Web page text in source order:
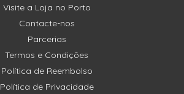
Visite a Loja no Porto
Contacte-nos
Parcerias
Termos e Condições
Política de Reembolso
Política de Privacidade